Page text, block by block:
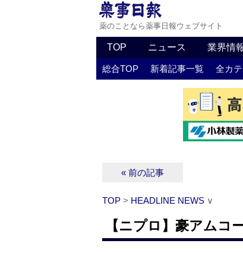
薬のことなら薬事日報ウェブサイト
TOP ニュース 業界情
総合TOP 新着記事一覧 全カ
« 前の記事
TOP > HEADLINE NEWS ∨
【ニプロ】豪アムコ